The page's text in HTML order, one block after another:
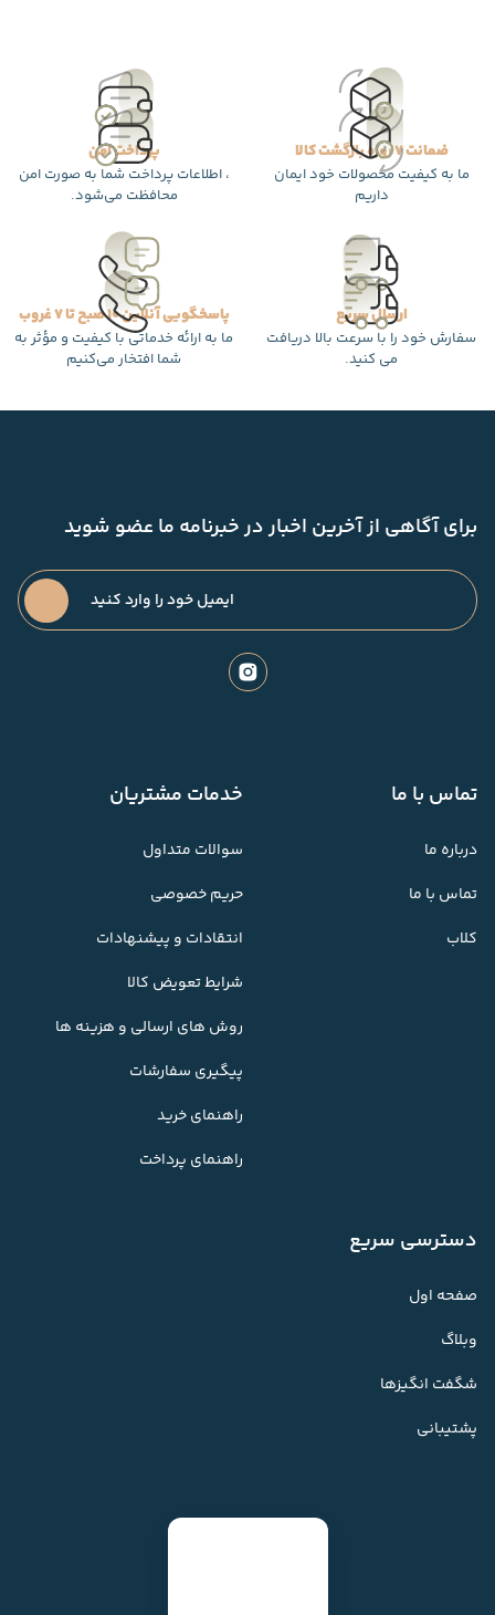
ضمانت 7 روزه بازگشت کالا
ما به کیفیت محصولات خود ایمان
داریم
پرداخت امن
، اطلاعات پرداخت شما به صورت امن
محافظت می‌شود.
ارسال سریع
سفارش خود را با سرعت بالا دریافت
می کنید.
پاسخگویی آنلاین 10 صبح تا 7 غروب
ما به ارائه خدماتی با کیفیت و مؤثر به
شما افتخار می‌کنیم
برای آگاهی از آخرین اخبار در خبرنامه ما عضو شوید
تماس با ما
درباره ما
تماس با ما
کلاب
خدمات مشتریان
سوالات متداول
حریم خصوصی
انتقادات و پیشنهادات
شرایط تعویض کالا
روش های ارسالی و هزینه ها
پیگیری سفارشات
راهنمای خرید
راهنمای پرداخت
دسترسی سریع
صفحه اول
وبلاگ
شگفت انگیزها
پشتیبانی